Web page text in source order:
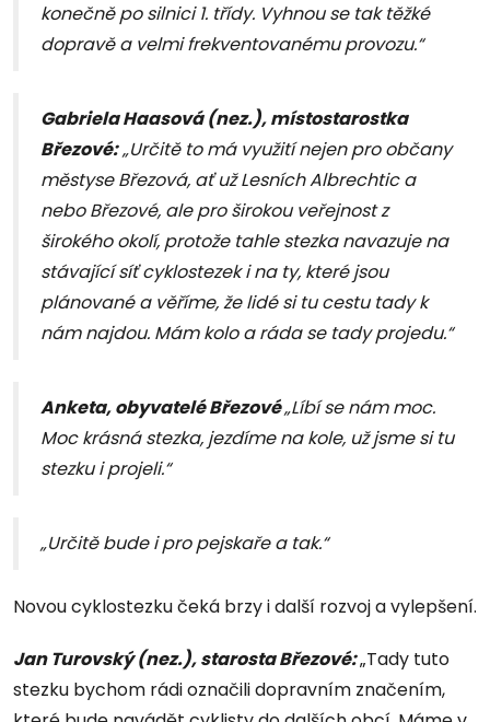
konečně po silnici 1. třídy. Vyhnou se tak těžké
dopravě a velmi frekventovanému provozu.“
Gabriela Haasová (nez.), místostarostka
Březové:„Určitě to má využití nejen pro občany
městyse Březová, ať už Lesních Albrechtic a
nebo Březové, ale pro širokou veřejnost z
širokého okolí, protože tahle stezka navazuje na
stávající síť cyklostezek i na ty, které jsou
plánované a věříme, že lidé si tu cestu tady k
nám najdou. Mám kolo a ráda se tady projedu.“
Anketa, obyvatelé Březové„Líbí se nám moc.
Moc krásná stezka, jezdíme na kole, už jsme si tu
stezku i projeli.“
„Určitě bude i pro pejskaře a tak.“
Novou cyklostezku čeká brzy i další rozvoj a vylepšení.
Jan Turovský (nez.), starosta Březové:„Tady tuto
stezku bychom rádi označili dopravním značením,